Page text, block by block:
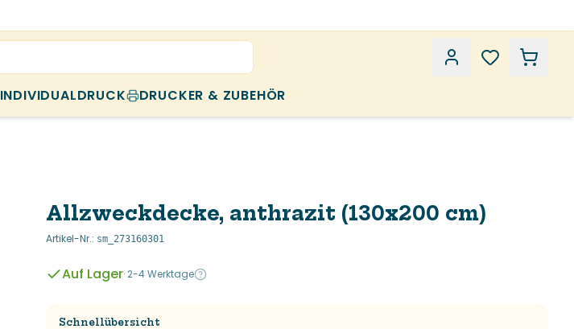
INDIVIDUALDRUCK DRUCKER & ZUBEHÖR
Allzweckdecke, anthrazit (130x200 cm)
Artikel-Nr.: sm_273160301
Auf Lager· 2-4 Werktage
Schnellübersicht